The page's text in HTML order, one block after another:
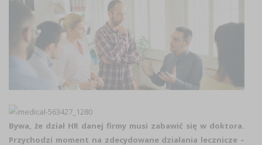
Bywa, że dział HR danej firmy musi zabawić się w doktora.
Przychodzi moment na zdecydowane działania lecznicze –